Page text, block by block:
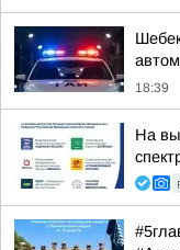
18:39
На